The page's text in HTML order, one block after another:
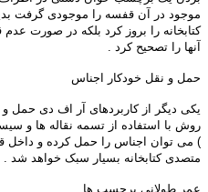
موجود در آن قفسه را موجودی گرفت
کتابخانه را بروز کرد بلکه در صورت
آنها را تصحیح کرد .
حمل و نقل خودکار اجناس
یکی دیگر از کاربردهای آر اف دی حمل
روش با استفاده از تسمه نقاله ها و
) می توان اجناس را حمل کرده و داخل
متصدی کتابخانه بسیار سبک خواهد شد .
عمر طولانی برچسب ها